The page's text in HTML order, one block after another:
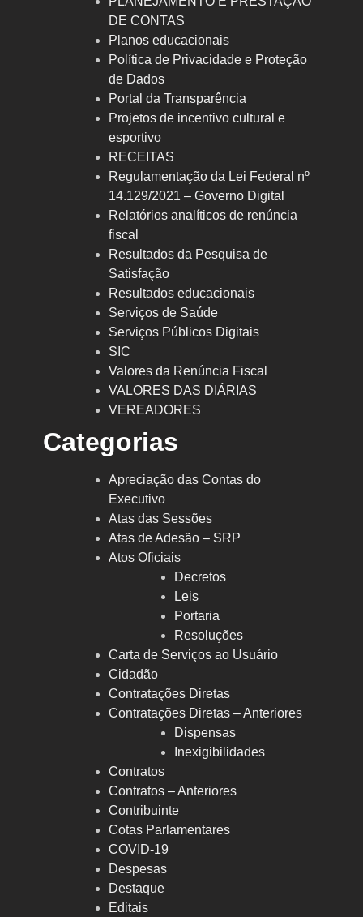
DE CONTAS
Planos educacionais
Política de Privacidade e Proteção
de Dados
Portal da Transparência
Projetos de incentivo cultural e
esportivo
RECEITAS
Regulamentação da Lei Federal nº
14.129/2021 – Governo Digital
Relatórios analíticos de renúncia
fiscal
Resultados da Pesquisa de
Satisfação
Resultados educacionais
Serviços de Saúde
Serviços Públicos Digitais
SIC
Valores da Renúncia Fiscal
VALORES DAS DIÁRIAS
VEREADORES
Categorias
Apreciação das Contas do
Executivo
Atas das Sessões
Atas de Adesão – SRP
Atos Oficiais
Decretos
Leis
Portaria
Resoluções
Carta de Serviços ao Usuário
Cidadão
Contratações Diretas
Contratações Diretas – Anteriores
Dispensas
Inexigibilidades
Contratos
Contratos – Anteriores
Contribuinte
Cotas Parlamentares
COVID-19
Despesas
Destaque
Editais